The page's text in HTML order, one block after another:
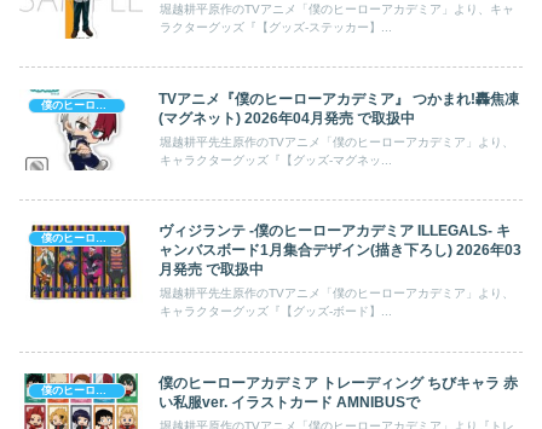
堀越耕平原作のTVアニメ「僕のヒーローアカデミア」より、キャ
ラクターグッズ『【グッズ-ステッカー】...
TVアニメ『僕のヒーローアカデミア』 つかまれ!轟焦凍
(マグネット) 2026年04月発売 で取扱中
堀越耕平先生原作のTVアニメ「僕のヒーローアカデミア」より、
キャラクターグッズ『【グッズ-マグネッ...
ヴィジランテ -僕のヒーローアカデミア ILLEGALS- キ
ャンバスボード1月集合デザイン(描き下ろし) 2026年03
月発売 で取扱中
堀越耕平先生原作のTVアニメ「僕のヒーローアカデミア」より、
キャラクターグッズ『【グッズ-ボード】...
僕のヒーローアカデミア トレーディング ちびキャラ 赤
い私服ver. イラストカード AMNIBUSで